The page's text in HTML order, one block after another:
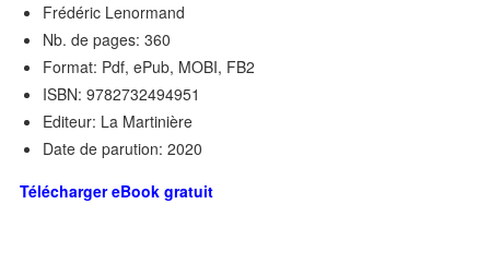
Frédéric Lenormand
Nb. de pages: 360
Format: Pdf, ePub, MOBI, FB2
ISBN: 9782732494951
Editeur: La Martinière
Date de parution: 2020
Télécharger eBook gratuit